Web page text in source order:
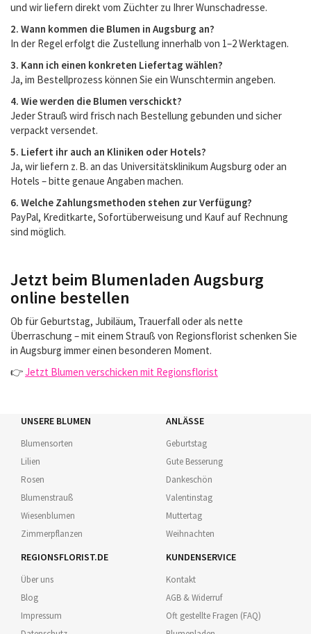
und wir liefern direkt vom Züchter zu Ihrer Wunschadresse.
2. Wann kommen die Blumen in Augsburg an?
In der Regel erfolgt die Zustellung innerhalb von 1–2 Werktagen.
3. Kann ich einen konkreten Liefertag wählen?
Ja, im Bestellprozess können Sie ein Wunschtermin angeben.
4. Wie werden die Blumen verschickt?
Jeder Strauß wird frisch nach Bestellung gebunden und sicher
verpackt versendet.
5. Liefert ihr auch an Kliniken oder Hotels?
Ja, wir liefern z. B. an das Universitätsklinikum Augsburg oder an
Hotels – bitte genaue Angaben machen.
6. Welche Zahlungsmethoden stehen zur Verfügung?
PayPal, Kreditkarte, Sofortüberweisung und Kauf auf Rechnung
sind möglich.
Jetzt beim Blumenladen Augsburg
online bestellen
Ob für Geburtstag, Jubiläum, Trauerfall oder als nette
Überraschung – mit einem Strauß von Regionsflorist schenken Sie
in Augsburg immer einen besonderen Moment.
👉Jetzt Blumen verschicken mit Regionsflorist
UNSERE BLUMEN
Blumensorten
Lilien
Rosen
Blumenstrauß
Wiesenblumen
Zimmerpflanzen
ANLÄSSE
Geburtstag
Gute Besserung
Dankeschön
Valentinstag
Muttertag
Weihnachten
REGIONSFLORIST.DE
Über uns
Blog
Impressum
KUNDENSERVICE
Kontakt
AGB & Widerruf
Oft gestellte Fragen (FAQ)